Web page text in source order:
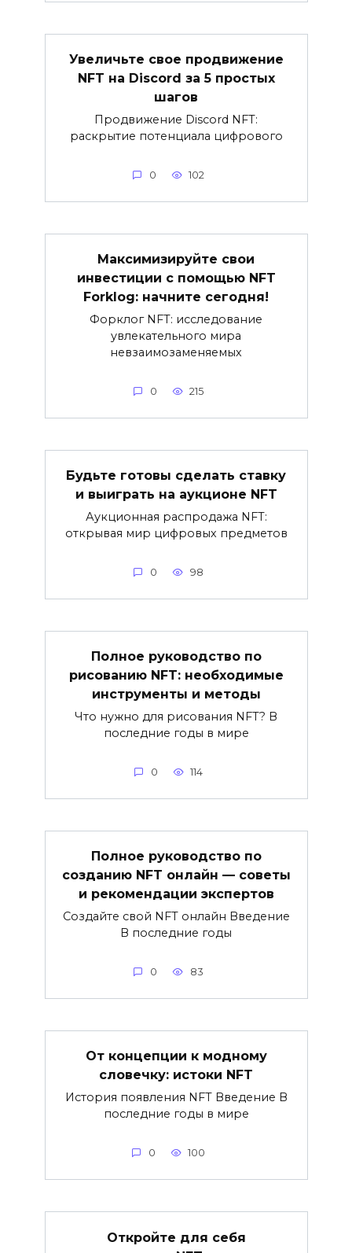
Увеличьте свое продвижение
NFT на Discord за 5 простых
шагов
Продвижение Discord NFT:
раскрытие потенциала цифрового
0 102
Максимизируйте свои
инвестиции с помощью NFT
Forklog: начните сегодня!
Форклог NFT: исследование
увлекательного мира
невзаимозаменяемых
0 215
Будьте готовы сделать ставку
и выиграть на аукционе NFT
Аукционная распродажа NFT:
открывая мир цифровых предметов
0 98
Полное руководство по
рисованию NFT: необходимые
инструменты и методы
Что нужно для рисования NFT? В
последние годы в мире
0 114
Полное руководство по
созданию NFT онлайн — советы
и рекомендации экспертов
Создайте свой NFT онлайн Введение
В последние годы
0 83
От концепции к модному
словечку: истоки NFT
История появления NFT Введение В
последние годы в мире
0 100
Откройте для себя